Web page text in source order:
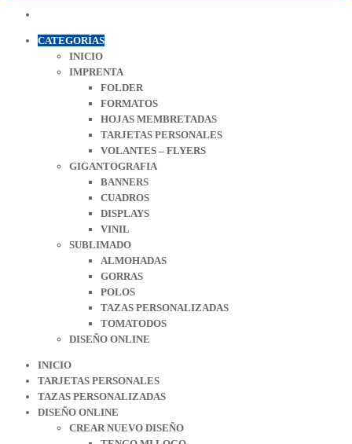
CATEGORÍAS
INICIO
IMPRENTA
FOLDER
FORMATOS
HOJAS MEMBRETADAS
TARJETAS PERSONALES
VOLANTES – FLYERS
GIGANTOGRAFIA
BANNERS
CUADROS
DISPLAYS
VINIL
SUBLIMADO
ALMOHADAS
GORRAS
POLOS
TAZAS PERSONALIZADAS
TOMATODOS
DISEÑO ONLINE
INICIO
TARJETAS PERSONALES
TAZAS PERSONALIZADAS
DISEÑO ONLINE
CREAR NUEVO DISEÑO